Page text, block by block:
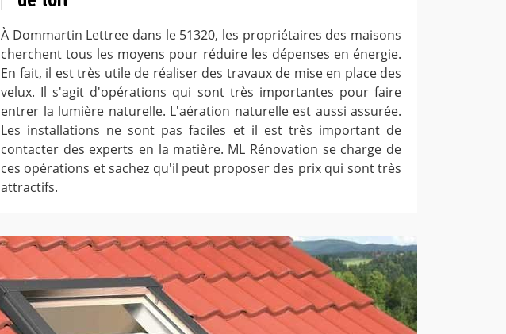
À Dommartin Lettree dans le 51320, les propriétaires des maisons
cherchent tous les moyens pour réduire les dépenses en énergie.
En fait, il est très utile de réaliser des travaux de mise en place des
velux. Il s'agit d'opérations qui sont très importantes pour faire
entrer la lumière naturelle. L'aération naturelle est aussi assurée.
Les installations ne sont pas faciles et il est très important de
contacter des experts en la matière. ML Rénovation se charge de
ces opérations et sachez qu'il peut proposer des prix qui sont très
attractifs.